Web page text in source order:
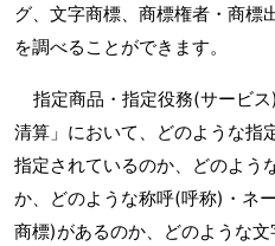
グ、文字商標、商標権者・商標
を調べることができます。
指定商品・指定役務(サービ
清算」において、どのような指
指定されているのか、どのよう
か、どのような称呼(呼称)・ネ
商標)があるのか、どのような